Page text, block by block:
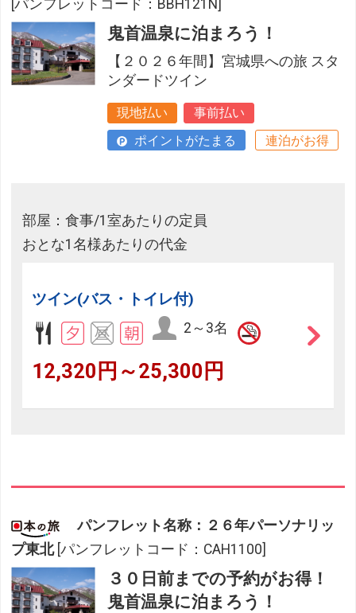
[パンフレットコード：BBH121N]
鬼首温泉に泊まろう！
【２０２６年間】宮城県への旅 スタ
ンダードツイン
現地払い
事前払い
ポイントがたまる
連泊がお得
部屋：食事/1室あたりの定員
おとな1名様あたりの代金
ツイン(バス・トイレ付)
2～3名
12,320円～25,300円
パンフレット名称：２６年パーソナリッ
プ東北 [パンフレットコード：CAH1100]
３０日前までの予約がお得！
鬼首温泉に泊まろう！